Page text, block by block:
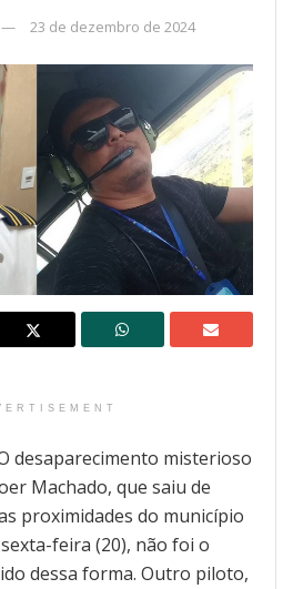
23 de dezembro de 2024
desaparecimento misterioso
Machado, que saiu de
proximidades do município
feira (20), não foi o
dessa forma. Outro piloto,